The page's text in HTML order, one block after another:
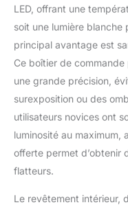
Contenu de
principale, 6
secteur,
l'utilisateur
l'excellente
ZKEEZM avec
production et
vous
LED, offrant une
soit une lumière blanche
principal avantage est
Ce boîtier de commande
une grande précision,
surexposition ou des
utilisateurs novices ont
luminosité au maximum,
offerte permet d’obtenir
flatteurs.
Le revêtement intérieur,